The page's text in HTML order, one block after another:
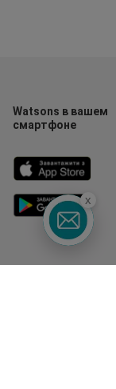
Watsons в вашем
смартфоне
x